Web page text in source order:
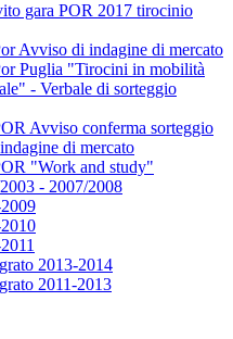
gara POR 2017 tirocinio
Avviso di indagine di mercato
Puglia "Tirocini in mobilità
- Verbale di sorteggio
Avviso conferma sorteggio
di mercato
"Work and study"
- 2007/2008
2013-2014
2011-2013